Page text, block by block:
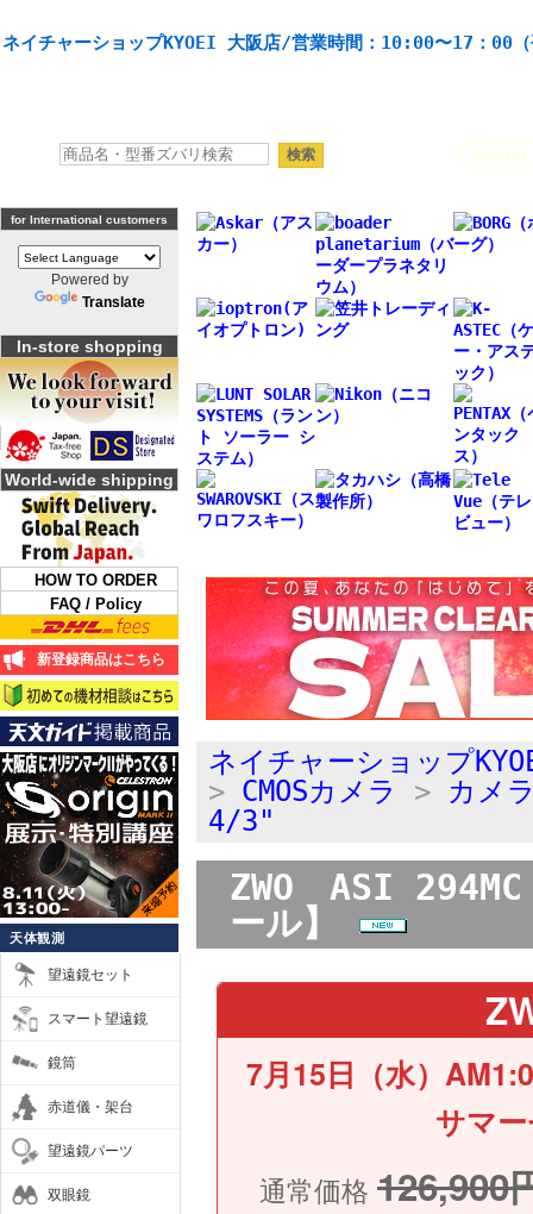
ネイチャーショップKYOEI 大阪店/営業時間：10:00〜17：00（
Seestar
for International customers
Powered by
Translate
In-store shopping
World-wide shipping
HOW TO ORDER
FAQ / Policy
新登録商品はこちら
天体観測
望遠鏡セット
スマート望遠鏡
鏡筒
赤道儀・架台
望遠鏡パーツ
双眼鏡
ネイチャーショップ
> CMOSカメラ >
カメ
4/3"
ZWO ASI 294MC
ール】
7月15日（水）
サマ
通常価格 126,900